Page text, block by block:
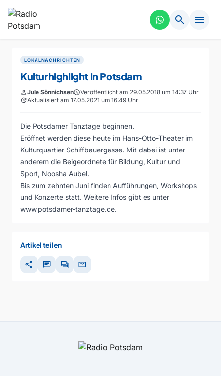
search menu
LOKALNACHRICHTEN
Kulturhighlight in Potsdam
personJule SönnichsenscheduleVeröffentlicht am 29.05.2018 um 14:37 Uhr
updateAktualisiert am 17.05.2021 um 16:49 Uhr
Die Potsdamer Tanztage beginnen.
Eröffnet werden diese heute im Hans-Otto-Theater im
Kulturquartier Schiffbauergasse. Mit dabei ist unter
anderem die Beigeordnete für Bildung, Kultur und
Sport, Noosha Aubel.
Bis zum zehnten Juni finden Aufführungen, Workshops
und Konzerte statt. Weitere Infos gibt es unter
www.potsdamer-tanztage.de.
Artikel teilen
share chat forum mail